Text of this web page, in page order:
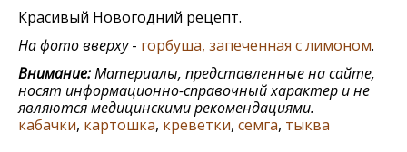
Красивый Новогодний рецепт.
На фото вверху- горбуша, запеченная с лимоном.
Внимание:Материалы, представленные на сайте,
носят информационно-справочный характер и не
являются медицинскими рекомендациями.
кабачки, картошка, креветки, семга, тыква